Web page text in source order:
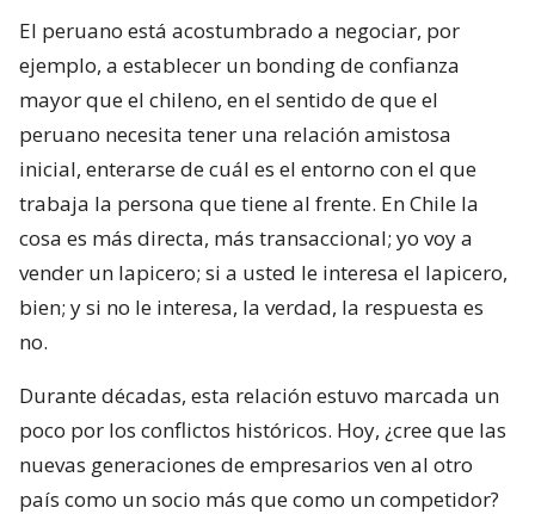
El peruano está acostumbrado a negociar, por
ejemplo, a establecer un bonding de confianza
mayor que el chileno, en el sentido de que el
peruano necesita tener una relación amistosa
inicial, enterarse de cuál es el entorno con el que
trabaja la persona que tiene al frente. En Chile la
cosa es más directa, más transaccional; yo voy a
vender un lapicero; si a usted le interesa el lapicero,
bien; y si no le interesa, la verdad, la respuesta es
no.
Durante décadas, esta relación estuvo marcada un
poco por los conflictos históricos. Hoy, ¿cree que las
nuevas generaciones de empresarios ven al otro
país como un socio más que como un competidor?